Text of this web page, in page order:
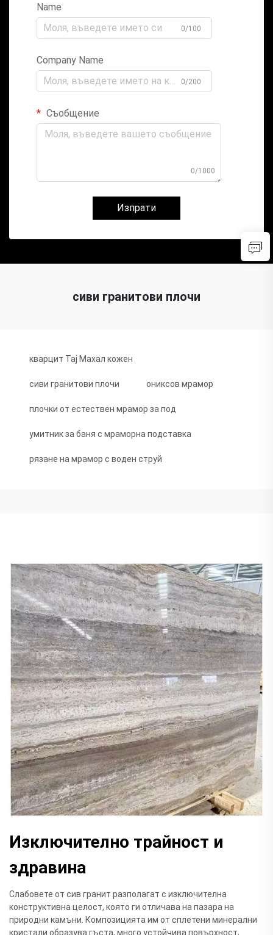
Name
0/100
Company Name
0/200
Съобщение
0/1000
Изпрати
сиви гранитови плочи
кварцит Тај Махал кожен
сиви гранитови плочи ониксов мрамор
плочки от естествен мрамор за под
умитник за баня с мраморна подставка
рязане на мрамор с воден струй
Изключително трайност и
здравина
Слабовете от сив гранит разполагат с изключителна
конструктивна целост, която ги отличава на пазара на
природни камъни. Композицията им от сплетени минерални
кристали образува гъста, много устойчива повърхност,